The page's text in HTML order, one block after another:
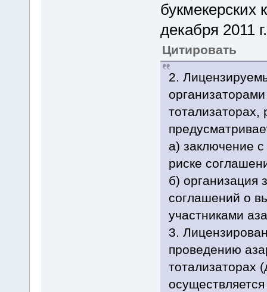
букмекерских
декабря 2011
Цитировать
2.
а) заключение
риске
б) организация
соглашений о
участниками
3.
проведению
тотализаторах